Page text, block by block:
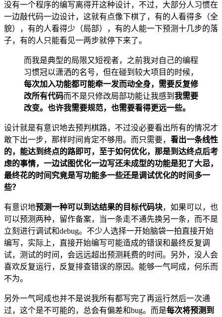
没有一个程序的编写离得开这种设计，不过，大部分人习惯在
一边敲代码一边设计，这就有点像下棋了，有的人看得多（全
貌），有的人看得少（局部），有的人能一下预测十几步的落
子，有的人只能看见一两步就停下来了。
而我是典型的局限又短视者，之前我对自己的编程
习惯冠以潇洒的名号，但在碰到较大项目的时候，
每次加入功能都可能牵一发而动全身，需要反复修
改所有代码而不是只修改局部功能让我感到 我需要
改变。也许我需要规范，也需要看得更远一些。
设计就是有意识地去预判棋路，不过没必要看出所有的情况才
敢下出一步，那样时间肯定不够用。而只需要， 看出一条线性
的，能达到终点的路即可，至于如何优化，那是到达终点后考
虑的事情，一边试图优化一边写还未成型的功能是犯了大忌，
最终花的时间究竟是写功能多一些还是调试优化的时间多一
些？
有意识地预测一种可以到达结果的目标代码块，如果可以，也
可以预测两种，留作备案，当一条走不通先换另一条，而不是
立刻进行调试和debug。不少人选择一开始脑袋一拍直接开始
编写，实际上，直接开始编写可能造成的错误和最终反复调
试，测试的时间，会远远超出预测耗费的时间。另外，没人会
喜欢反复运行，反复排查错误的原因。能够一气呵成，何乐而
不为。
另外一气呵成也并不是说我所有都写完了再运行然后一次通
过，这个是不可能的，总会有偏差和bug。而是每次将预测到